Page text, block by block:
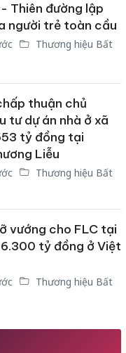
Thiên đường lập
người trẻ toàn cầu
Thương hiệu Bất
thuận chủ
tư dự án nhà ở xã
tỷ đồng tại
Liễu
Thương hiệu Bất
vướng cho FLC tại
tỷ đồng ở Việt
Thương hiệu Bất